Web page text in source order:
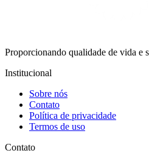
Proporcionando qualidade de vida e
Institucional
Sobre nós
Contato
Política de privacidade
Termos de uso
Contato